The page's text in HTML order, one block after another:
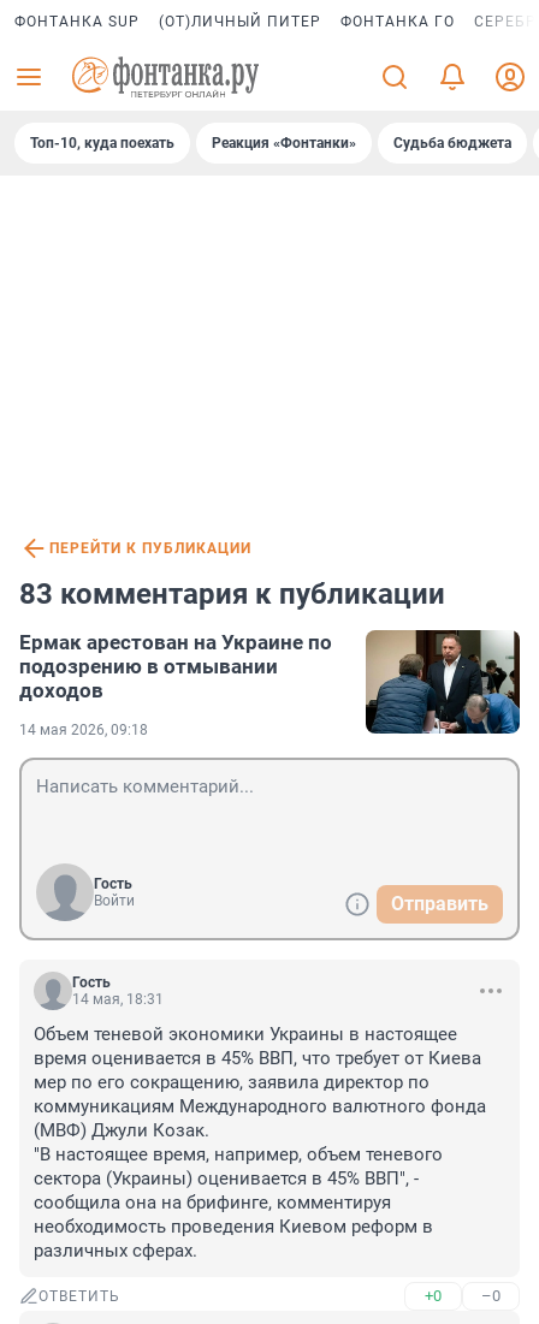
ФОНТАНКА SUP (ОТ)ЛИЧНЫЙ ПИТЕР ФОНТАНКА ГО
Топ-10, куда поехать Реакция «Фонтанки» Судьба бюджета
ПЕРЕЙТИ К ПУБЛИКАЦИИ
83 комментария к публикации
Ермак арестован на Украине по
подозрению в отмывании
доходов
14 мая 2026, 09:18
Гость
Войти
Отправить
Гость
14 мая, 18:31
Объем теневой экономики Украины в настоящее
время оценивается в 45% ВВП, что требует от Киева
мер по его сокращению, заявила директор по
коммуникациям Международного валютного фонда
(МВФ) Джули Козак.
"В настоящее время, например, объем теневого
сектора (Украины) оценивается в 45% ВВП", -
сообщила она на брифинге, комментируя
необходимость проведения Киевом реформ в
различных сферах.
ОТВЕТИТЬ +0 –0